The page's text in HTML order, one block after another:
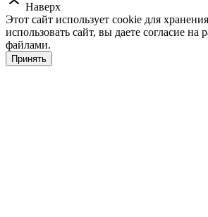
Наверх
Этот сайт использует cookie для
использовать сайт, вы даете согласие на
файлами.
Принять